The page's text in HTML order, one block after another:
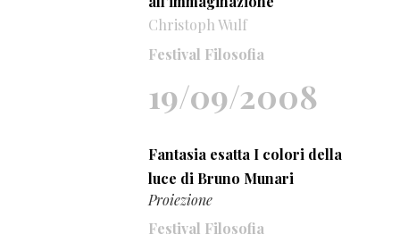
Christoph Wulf
Festival Filosofia
19/09/2008
Fantasia esatta I colori della
luce di Bruno Munari
Proiezione
Festival Filosofia